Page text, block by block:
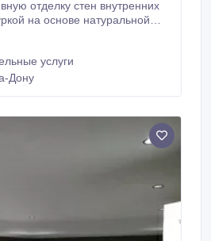
отделку стен внутренних
на основе натуральной
много преимуществ, в
прочность и ударостойкость,
смесь
услуги
Дону